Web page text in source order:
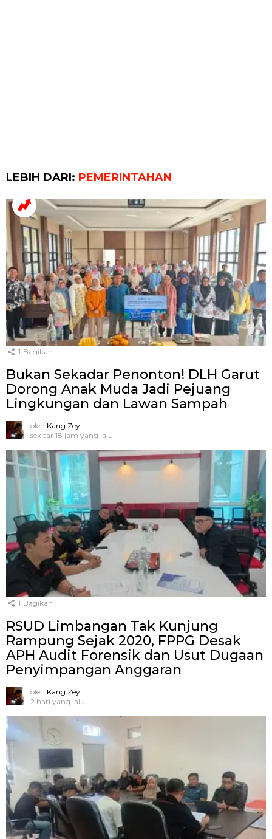
LEBIH DARI: PEMERINTAHAN
1 Bagikan
Bukan Sekadar Penonton! DLH Garut
Dorong Anak Muda Jadi Pejuang
Lingkungan dan Lawan Sampah
oleh Kang Zey
sekitar 18 jam yang lalu
1 Bagikan
RSUD Limbangan Tak Kunjung
Rampung Sejak 2020, FPPG Desak
APH Audit Forensik dan Usut Dugaan
Penyimpangan Anggaran
oleh Kang Zey
2 hari yang lalu